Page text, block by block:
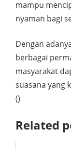
mampu
nyaman bagi
Dengan
berbagai
masyarakat
suasana yang
()
Related